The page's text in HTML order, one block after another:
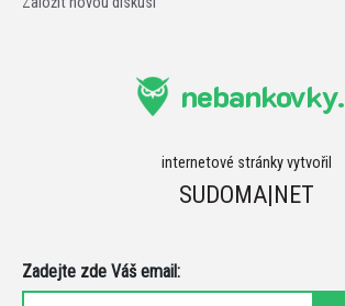
nebankovky.
internetové stránky vytvořil
SUDOMA|NET
Zadejte zde Váš email: